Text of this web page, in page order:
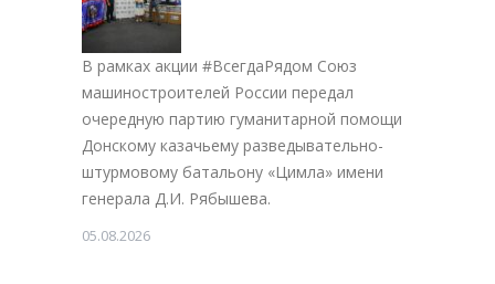
В рамках акции #ВсегдаРядом Союз
машиностроителей России передал
очередную партию гуманитарной помощи
Донскому казачьему разведывательно-
штурмовому батальону «Цимла» имени
генерала Д.И. Рябышева.
05.08.2026